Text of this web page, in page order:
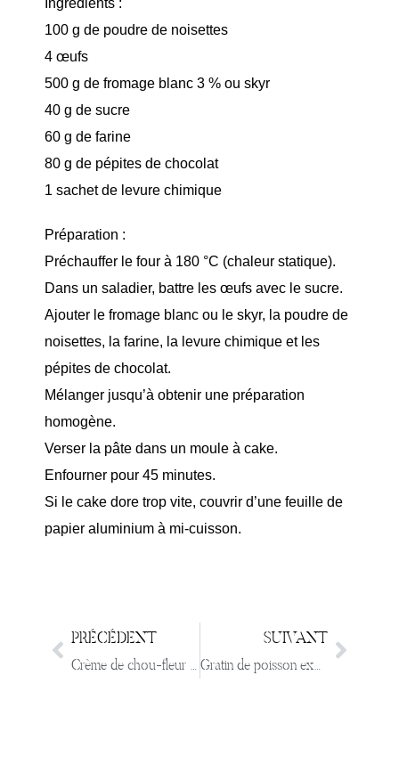
Ingrédients :
100 g de poudre de noisettes
4 œufs
500 g de fromage blanc 3 % ou skyr
40 g de sucre
60 g de farine
80 g de pépites de chocolat
1 sachet de levure chimique
Préparation :
Préchauffer le four à 180 °C (chaleur statique).
Dans un saladier, battre les œufs avec le sucre.
Ajouter le fromage blanc ou le skyr, la poudre de
noisettes, la farine, la levure chimique et les
pépites de chocolat.
Mélanger jusqu’à obtenir une préparation
homogène.
Verser la pâte dans un moule à cake.
Enfourner pour 45 minutes.
Si le cake dore trop vite, couvrir d’une feuille de
papier aluminium à mi-cuisson.
PRÉCÉDENT
Crème de chou-fleur au curry & ravioles
SUIVANT
Gratin de poisson express